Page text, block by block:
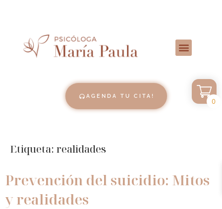
AGENDA TU CITA!
Etiqueta: realidades
Prevención del suicidio: Mitos
y realidades
0